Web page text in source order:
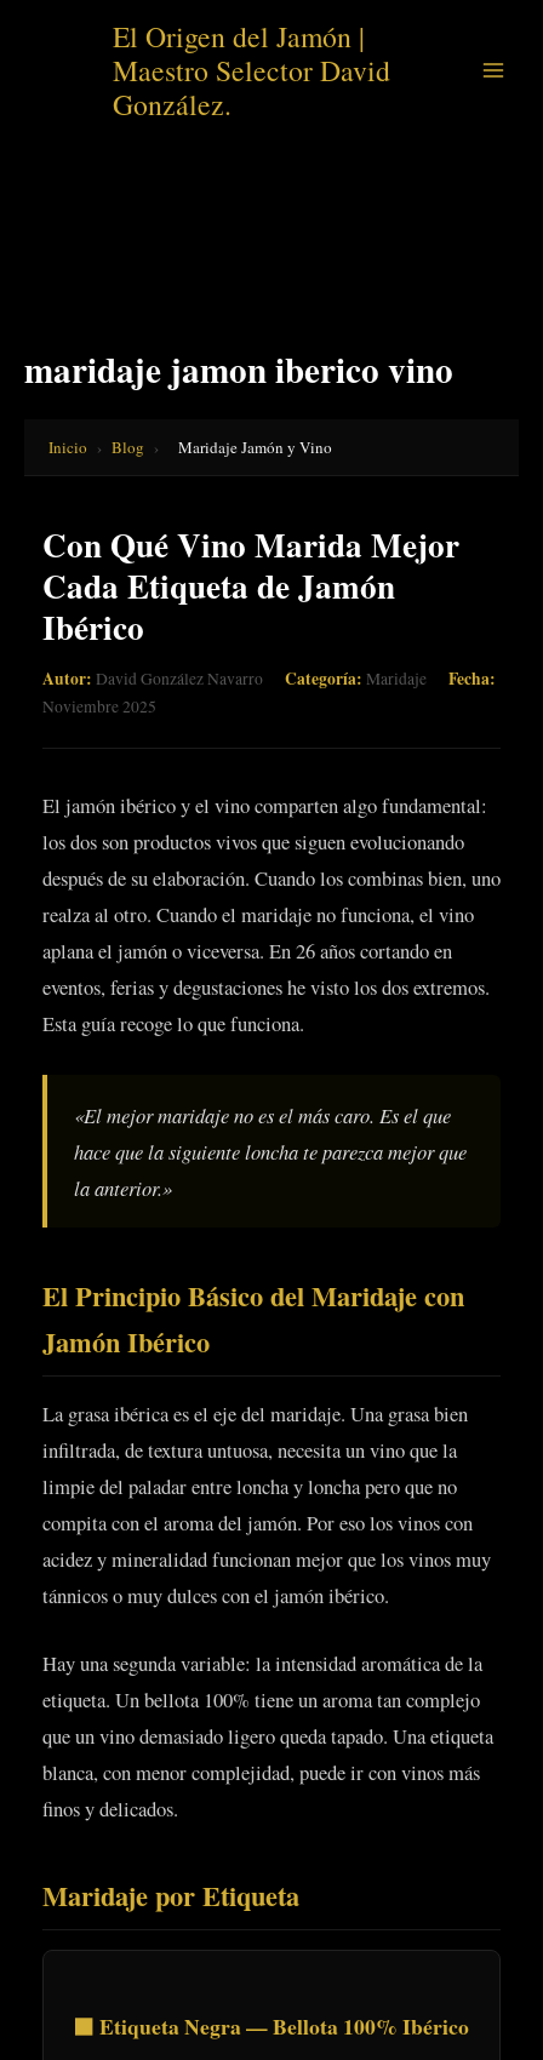
El Origen del Jamón |
Maestro Selector David
González.
maridaje jamon iberico vino
Inicio › Blog › Maridaje Jamón y Vino
Con Qué Vino Marida Mejor
Cada Etiqueta de Jamón
Ibérico
Autor: David González Navarro Categoría: Maridaje Fecha:
Noviembre 2025
El jamón ibérico y el vino comparten algo fundamental:
los dos son productos vivos que siguen evolucionando
después de su elaboración. Cuando los combinas bien, uno
realza al otro. Cuando el maridaje no funciona, el vino
aplana el jamón o viceversa. En 26 años cortando en
eventos, ferias y degustaciones he visto los dos extremos.
Esta guía recoge lo que funciona.
«El mejor maridaje no es el más caro. Es el que
hace que la siguiente loncha te parezca mejor que
la anterior.»
El Principio Básico del Maridaje con
Jamón Ibérico
La grasa ibérica es el eje del maridaje. Una grasa bien
infiltrada, de textura untuosa, necesita un vino que la
limpie del paladar entre loncha y loncha pero que no
compita con el aroma del jamón. Por eso los vinos con
acidez y mineralidad funcionan mejor que los vinos muy
tánnicos o muy dulces con el jamón ibérico.
Hay una segunda variable: la intensidad aromática de la
etiqueta. Un bellota 100% tiene un aroma tan complejo
que un vino demasiado ligero queda tapado. Una etiqueta
blanca, con menor complejidad, puede ir con vinos más
finos y delicados.
Maridaje por Etiqueta
⬛ Etiqueta Negra — Bellota 100% Ibérico